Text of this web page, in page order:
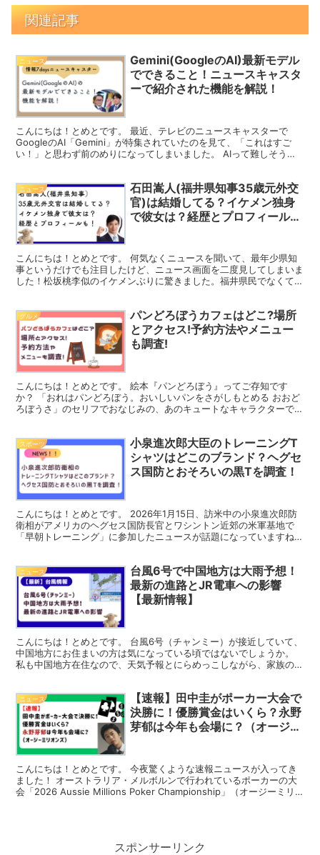
関連記事
ニュース
Gemini(GoogleのAI)最新モデル
でできること！ニュースキャスタ
ーで紹介された機能を解説！
こんにちは！とめとです。 最近、テレビのニュースキャスターで
GoogleのAI「Gemini」が特集されていたのを見て、「これはすご
い！」と思わず前のめりになってしまいました。 AIって難しそうな
ニュース
石田嵩人(福井県知事35歳元外交
官)は結婚してる？イケメン独身
で彼女は？経歴とプロフィール
こんにちは！とめとです。 何気なくニュースを聞いて、最年少県知
事というだけでも注目したけど、ニュース画面を二度見してしまいま
した！松坂桃李似のイケメンぶりに驚きました。福井県民でなくても
グルメ
パンどろぼうカフェはどこ?場所
とアクセス!予約方法やメニュー
も調査!
こんにちは！とめとです。 絵本『パンどろぼう』ってご存知です
か？ 「おれはパンどろぼう。おいしいパンをさがしもとめる おおど
ろぼうさ」のセリフでおなじみの、あのキュートなキャラクターで
スポーツ
小泉進次郎大臣のトレーニングT
シャツはどこのブランド？ヘグセ
ス国防とおそろいの黒Tを調査！
こんにちは！とめとです。 2026年1月15日、訪米中の小泉進次郎防
衛相がアメリカのヘグセス国防長官とワシントン近郊の米軍基地で
「早朝トレーニング」に参加したニュースが話題になっていますね！
ニュース
台風6号で中国地方は大雨予想！
最新の進路とJR電車への影響
【最新情報】
こんにちは！とめとです。 台風6号（チャンミー）が接近していて、
中国地方にお住まいの方は気になっている頃ではないでしょうか。
私も中国地方在住なので、天気予報とにらめっこしながら、家族の予
ニュース
【速報】田中圭がポーカー大会で
決勝に！優勝賞金はいくら？永野
芽郁は今年も会場に？（オージー
こんにちは！とめとです。 今夜驚くような速報ニュースが入ってき
ました！ オーストラリア・メルボルンで行われているポーカーの大
会「2026 Aussie Millions Poker Championship」（オージーミリ
スポンサーリンク